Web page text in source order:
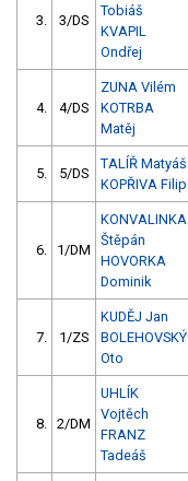
3. 3/DS
Tobiáš
KVAPIL
Ondřej
4. 4/DS
ZUNA Vilém
KOTRBA
Matěj
5. 5/DS
TALÍŘ Matyáš
KOPŘIVA Filip
6. 1/DM
KONVALINKA
Štěpán
HOVORKA
Dominik
7. 1/ZS
KUDĚJ Jan
BOLEHOVSKÝ
Oto
8. 2/DM
UHLÍK
Vojtěch
FRANZ
Tadeáš